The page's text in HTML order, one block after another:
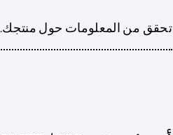
تحقق من المعلومات حول منتجك.